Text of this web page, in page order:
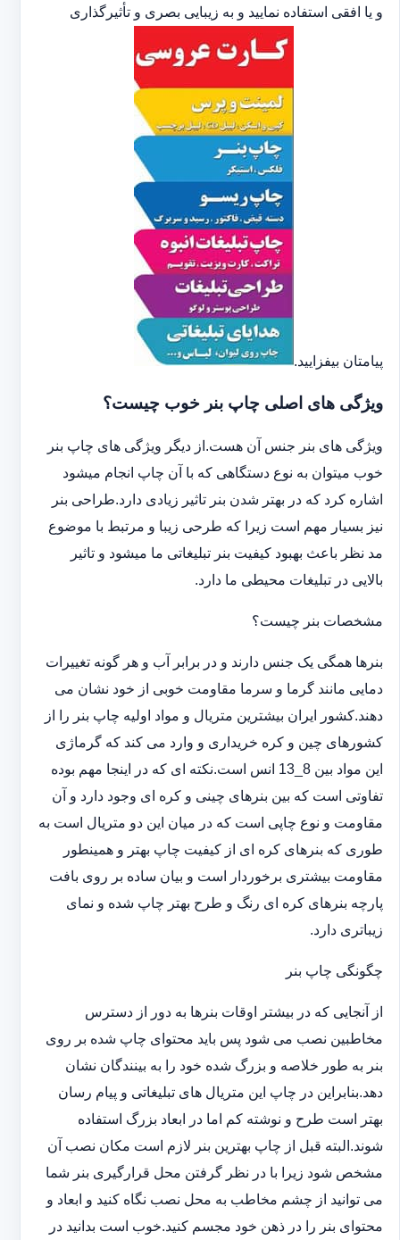
و یا افقی استفاده نمایید و به زیبایی بصری و تأثیرگذاری
پیامتان بیفزایید.
ویژگی های اصلی چاپ بنر خوب چیست؟
ویژگی های بنر جنس آن هست.از دیگر ویژگی های چاپ بنر
خوب میتوان به نوع دستگاهی که با آن چاپ انجام میشود
اشاره کرد که در بهتر شدن بنر تاثیر زیادی دارد.طراحی بنر
نیز بسیار مهم است زیرا که طرحی زیبا و مرتبط با موضوع
مد نظر باعث بهبود کیفیت بنر تبلیغاتی ما میشود و تاثیر
بالایی در تبلیغات محیطی ما دارد.
مشخصات بنر چیست؟
بنرها همگی یک جنس دارند و در برابر آب و هر گونه تغییرات
دمایی مانند گرما و سرما مقاومت خوبی از خود نشان می
دهند.کشور ایران بیشترین متریال و مواد اولیه چاپ بنر را از
کشورهای چین و کره خریداری و وارد می کند که گرماژی
این مواد بین 8_13 انس است.نکته ای که در اینجا مهم بوده
تفاوتی است که بین بنرهای چینی و کره ای وجود دارد و آن
مقاومت و نوع چاپی است که در میان این دو متریال است به
طوری که بنرهای کره ای از کیفیت چاپ بهتر و همینطور
مقاومت بیشتری برخوردار است و بیان ساده بر روی بافت
پارچه بنرهای کره ای رنگ و طرح بهتر چاپ شده و نمای
زیباتری دارد.
چگونگی چاپ بنر
از آنجایی که در بیشتر اوقات بنرها به دور از دسترس
مخاطبین نصب می شود پس باید محتوای چاپ شده بر روی
بنر به طور خلاصه و بزرگ شده خود را به بینندگان نشان
دهد.بنابراین در چاپ این متریال های تبلیغاتی و پیام رسان
بهتر است طرح و نوشته کم اما در ابعاد بزرگ استفاده
شوند.البته قبل از چاپ بهترین بنر لازم است مکان نصب آن
مشخص شود زیرا با در نظر گرفتن محل قرارگیری بنر شما
می توانید از چشم مخاطب به محل نصب نگاه کنید و ابعاد و
محتوای بنر را در ذهن خود مجسم کنید.خوب است بدانید در